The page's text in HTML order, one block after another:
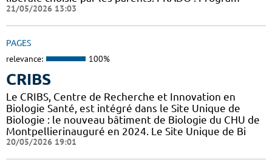
21/05/2026 13:03
PAGES
relevance: 100%
CRIBS
Le CRIBS, Centre de Recherche et Innovation en
Biologie Santé, est intégré dans le Site Unique de
Biologie : le nouveau bâtiment de Biologie du CHU de
Montpellierinauguré en 2024. Le Site Unique de Bi
20/05/2026 19:01